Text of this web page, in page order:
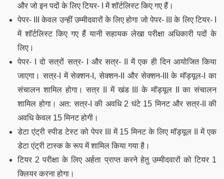
और जो इन पदों के लिए टियर- I में शॉर्टलिस्ट किए गए हैं।
पेपर- III केवल उन्हीं उम्मीदवारों के लिए होगा जो पेपर- III के लिए टियर- I
में शॉर्टलिस्ट किए गए हैं यानी सहायक लेखा परीक्षा अधिकारी पदों के
लिए।
पेपर- I दो सत्रों सत्र- I और सत्र- II में एक ही दिन आयोजित किया
जाएगा। सत्र-I में सेक्शन-I, सेक्शन-II और सेक्शन-III के मॉड्यूल-I का
संचालन शामिल होगा। सत्र II में खंड III के मॉड्यूल II का संचालन
शामिल होगा। अत: सत्र-I की अवधि 2 घंटे 15 मिनट और सत्र-II की
अवधि केवल 15 मिनट होगी।
डेटा एंट्री स्पीड टेस्ट को पेपर III में 15 मिनट के लिए मॉड्यूल II में एक
डेटा एंट्री टास्क के रूप में शामिल किया गया है।
टियर 2 परीक्षा के लिए अर्हता प्राप्त करने हेतु उम्मीदवारों को टियर 1
क्लियर करना होगा।